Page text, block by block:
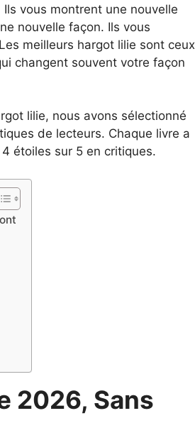
vous montrent une nouvelle
nouvelle façon. Ils vous
meilleurs hargot lilie sont ceux
changent souvent votre façon
lilie, nous avons sélectionné
de lecteurs. Chaque livre a
étoiles sur 5 en critiques.
2026, Sans